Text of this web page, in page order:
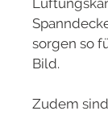
sorgen so
Bild.
Zudem